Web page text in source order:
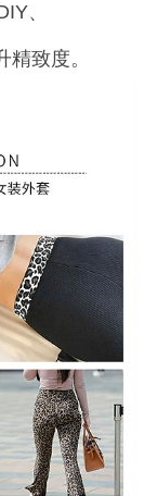
、
致度。